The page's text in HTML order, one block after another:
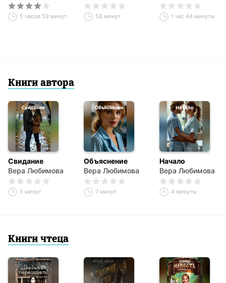
5 часов 59 минут 58 минут
олигарха
1 час 44 минуты
Книги автора
Свидание
Вера Любимова
5 минут
Объяснение
Вера Любимова
7 минут
Начало
Вера Любимова
4 минуты
Книги чтеца